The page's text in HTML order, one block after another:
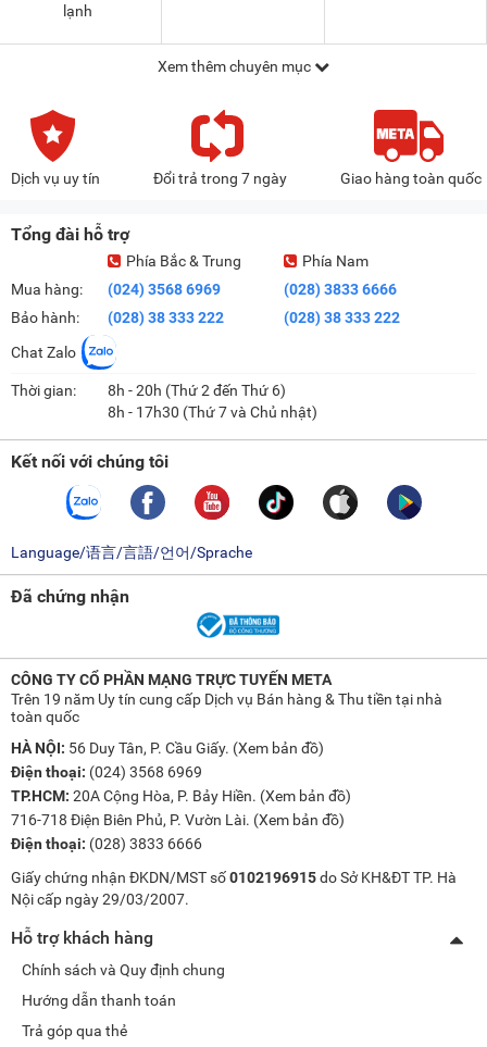
lạnh
Xem thêm chuyên mục
Dịch vụ uy tín Đổi trả trong 7 ngày Giao hàng toàn quốc
Tổng đài hỗ trợ
Mua hàng:
Bảo hành:
Phía Bắc & Trung
(024) 3568 6969
(028) 38 333 222
Phía Nam
(028) 3833 6666
(028) 38 333 222
Chat Zalo
Thời gian:
8h - 20h (Thứ 2 đến Thứ 6)
8h - 17h30 (Thứ 7 và Chủ nhật)
Kết nối với chúng tôi
Language/语言/言語/언어/Sprache
Đã chứng nhận
CÔNG TY CỔ PHẦN MẠNG TRỰC TUYẾN META
Trên 19 năm Uy tín cung cấp Dịch vụ Bán hàng & Thu tiền tại nhà
toàn quốc
HÀ NỘI: 56 Duy Tân, P. Cầu Giấy. (Xem bản đồ)
Điện thoại: (024) 3568 6969
TP.HCM: 20A Cộng Hòa, P. Bảy Hiền. (Xem bản đồ)
716-718 Điện Biên Phủ, P. Vườn Lài. (Xem bản đồ)
Điện thoại: (028) 3833 6666
Giấy chứng nhận ĐKDN/MST số0102196915do Sở KH&ĐT TP. Hà
Nội cấp ngày 29/03/2007.
Hỗ trợ khách hàng
Chính sách và Quy định chung
Hướng dẫn thanh toán
Trả góp qua thẻ